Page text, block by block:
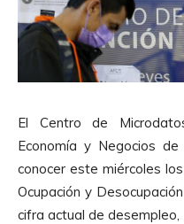
El Centro de
Economía y Negocios
conocer este miércoles
Ocupación y
cifra actual de desempleo,